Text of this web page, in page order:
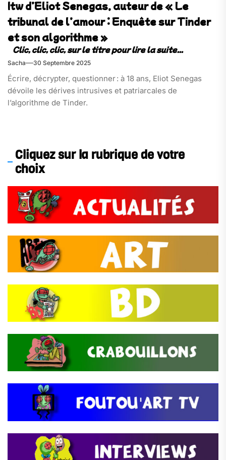
Itw d’Eliot Senegas, auteur de « Le
tribunal de l’amour : Enquête sur Tinder
et son algorithme »
Sacha 30 Septembre 2025
Écrire, décrypter, questionner : à 18 ans, Eliot Senegas
dévoile les dérives intrusives et patriarcales de
l’algorithme de Tinder.
Cliquez sur la rubrique de votre
choix